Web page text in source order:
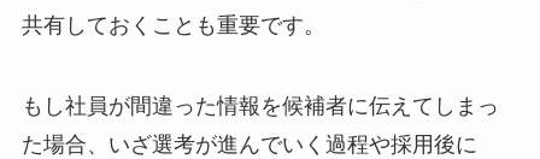
共有しておくことも重要です。
もし社員が間違った情報を候補者に伝えてしまっ
た場合、いざ選考が進んでいく過程や採用後に